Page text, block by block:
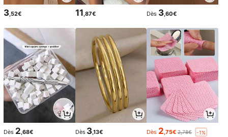
3,52€ 11,87€ Dès 3,60€
Dès 2 ,68€ Dès 3,13€ Dès 2 ,75€ 2,78€ -1%